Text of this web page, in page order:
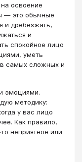
освоение
— это обычные
и дребезжать,
и
спокойное лицо
уметь
в самых сложных и
эмоциями.
методику:
у вас лицо
Как правило,
неприятное или